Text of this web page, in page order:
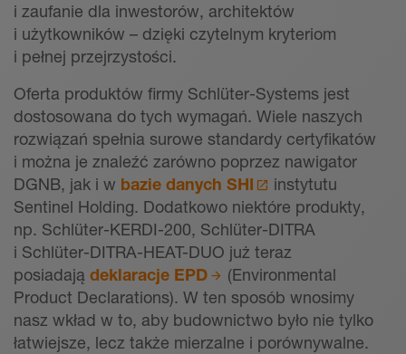
i zaufanie dla inwestorów, architektów
i użytkowników – dzięki czytelnym kryteriom
i pełnej przejrzystości.
Oferta produktów firmy Schlüter-Systems jest
dostosowana do tych wymagań. Wiele naszych
rozwiązań spełnia surowe standardy certyfikatów
i można je znaleźć zarówno poprzez nawigator
DGNB, jak i w bazie danych SHI
instytutu
Sentinel Holding. Dodatkowo niektóre produkty,
np. Schlüter-KERDI-200, Schlüter-DITRA
i Schlüter-DITRA-HEAT-DUO już teraz
posiadają deklaracje EPD
(Environmental
Product Declarations). W ten sposób wnosimy
nasz wkład w to, aby budownictwo było nie tylko
łatwiejsze, lecz także mierzalne i porównywalne.